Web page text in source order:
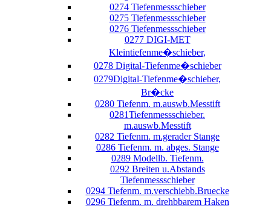
0274 Tiefenmessschieber
0275 Tiefenmessschieber
0276 Tiefenmessschieber
0277 DIGI-MET
Kleintiefenme�schieber,
0278 Digital-Tiefenme�schieber
0279Digital-Tiefenme�schieber,
Br�cke
0280 Tiefenm. m.auswb.Messtift
0281Tiefenmessschieber.
m.auswb.Messtift
0282 Tiefenm. m.gerader Stange
0286 Tiefenm. m. abges. Stange
0289 Modellb. Tiefenm.
0292 Breiten u.Abstands
Tiefenmessschieber
0294 Tiefenm. m.verschiebb.Bruecke
0296 Tiefenm. m. drehbbarem Haken